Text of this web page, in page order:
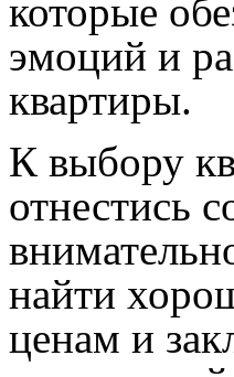
которые
эмоций и
квартиры.
К выбору
отнестись
найти
ценам и